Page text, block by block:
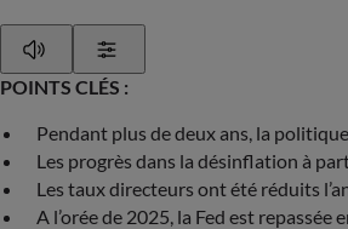
POINTS CLÉS :
Pendant plus de deux ans, la
Les progrès dans la désinflation à
Les taux directeurs ont été réduits
A l’orée de 2025, la Fed est